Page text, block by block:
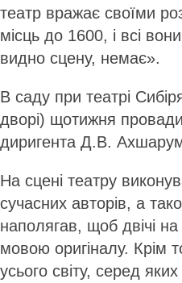
театр вражає своїми
місць до 1600, і всі
видно сцену, немає».
В саду при театрі
дворі) щотижня
диригента Д.В.
На сцені театру
сучасних авторів, а
наполягав, щоб двічі на
мовою оригіналу. Крім
усього світу, серед